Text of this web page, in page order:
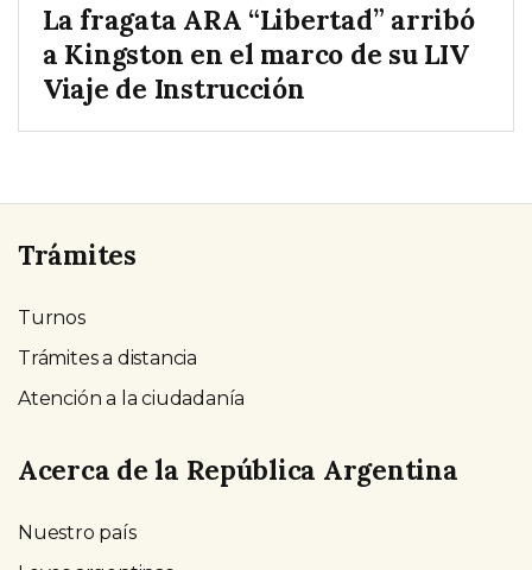
La fragata ARA “Libertad” arribó
a Kingston en el marco de su LIV
Viaje de Instrucción
Trámites
Turnos
Trámites a distancia
Atención a la ciudadanía
Acerca de la República Argentina
Nuestro país